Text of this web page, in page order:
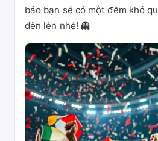
bảo bạn sẽ có một đêm khó
đèn lên nhé! 👻